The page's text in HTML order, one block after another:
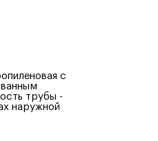
с
трубы -
наружной